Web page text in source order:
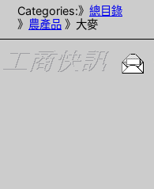
Categories:》 總目錄
》 農產品 》大麥